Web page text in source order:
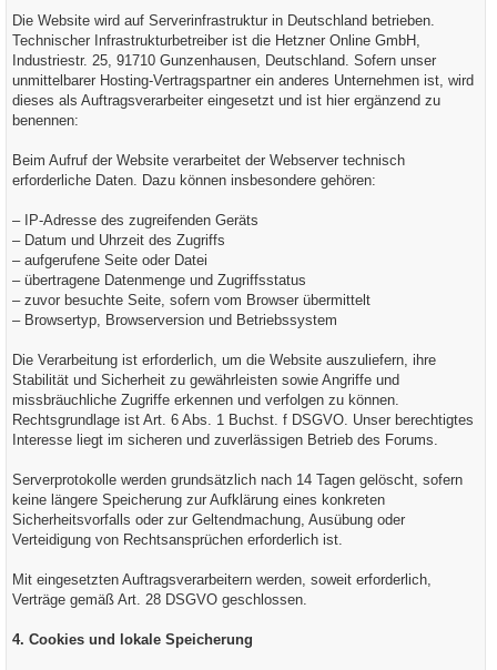
Die Website wird auf Serverinfrastruktur in Deutschland betrieben.
Technischer Infrastrukturbetreiber ist die Hetzner Online GmbH,
Industriestr. 25, 91710 Gunzenhausen, Deutschland. Sofern unser
unmittelbarer Hosting-Vertragspartner ein anderes Unternehmen ist, wird
dieses als Auftragsverarbeiter eingesetzt und ist hier ergänzend zu
benennen:
Beim Aufruf der Website verarbeitet der Webserver technisch
erforderliche Daten. Dazu können insbesondere gehören:
– IP-Adresse des zugreifenden Geräts
– Datum und Uhrzeit des Zugriffs
– aufgerufene Seite oder Datei
– übertragene Datenmenge und Zugriffsstatus
– zuvor besuchte Seite, sofern vom Browser übermittelt
– Browsertyp, Browserversion und Betriebssystem
Die Verarbeitung ist erforderlich, um die Website auszuliefern, ihre
Stabilität und Sicherheit zu gewährleisten sowie Angriffe und
missbräuchliche Zugriffe erkennen und verfolgen zu können.
Rechtsgrundlage ist Art. 6 Abs. 1 Buchst. f DSGVO. Unser berechtigtes
Interesse liegt im sicheren und zuverlässigen Betrieb des Forums.
Serverprotokolle werden grundsätzlich nach 14 Tagen gelöscht, sofern
keine längere Speicherung zur Aufklärung eines konkreten
Sicherheitsvorfalls oder zur Geltendmachung, Ausübung oder
Verteidigung von Rechtsansprüchen erforderlich ist.
Mit eingesetzten Auftragsverarbeitern werden, soweit erforderlich,
Verträge gemäß Art. 28 DSGVO geschlossen.
4. Cookies und lokale Speicherung